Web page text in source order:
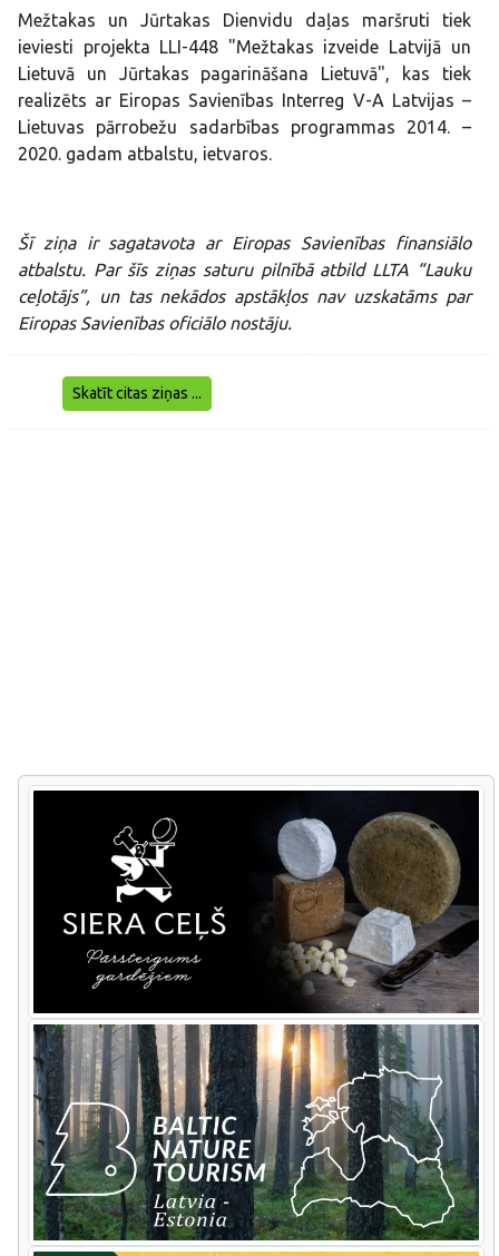
Mežtakas un Jūrtakas Dienvidu daļas maršruti tiek
ieviesti projekta LLI-448 "Mežtakas izveide Latvijā un
Lietuvā un Jūrtakas pagarināšana Lietuvā", kas tiek
realizēts ar Eiropas Savienības Interreg V-A Latvijas –
Lietuvas pārrobežu sadarbības programmas 2014. –
2020. gadam atbalstu, ietvaros.
Šī ziņa ir sagatavota ar Eiropas Savienības finansiālo
atbalstu. Par šīs ziņas saturu pilnībā atbild LLTA “Lauku
ceļotājs”, un tas nekādos apstākļos nav uzskatāms par
Eiropas Savienības oficiālo nostāju.
Skatīt citas ziņas ...